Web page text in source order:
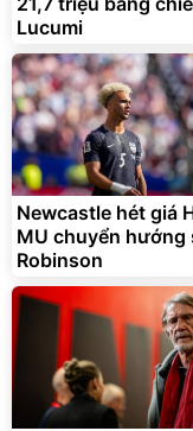
Lucumi
Newcastle hét giá
MU chuyển hướng
Robinson